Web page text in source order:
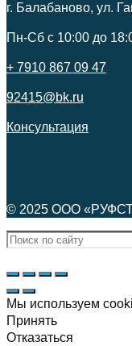
г. Балабаново, ул.
Пн-Сб c 10:00 до
+ 7910 867 09 47
92415@bk.ru
Консультация
© 2025 ООО
Мы используем
Принять
Отказаться